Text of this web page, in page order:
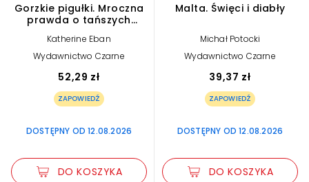
Gorzkie pigułki. Mroczna
prawda o tańszych
Katherine Eban
Wydawnictwo Czarne
52,29 zł
ZAPOWIEDŹ
DOSTĘPNY OD 12.08.2026
DO KOSZYKA
Malta. Święci i diabły
Michał Potocki
Wydawnictwo Czarne
39,37 zł
ZAPOWIEDŹ
DOSTĘPNY OD 12.08.2026
DO KOSZYKA